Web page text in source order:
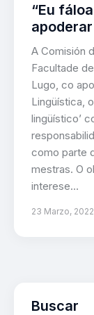
“Eu
A Comisión
Facultade
Lugo, co
Lingüística,
lingüístico’
como parte
mestras. O
interese…
23 Marzo, 2022
Buscar